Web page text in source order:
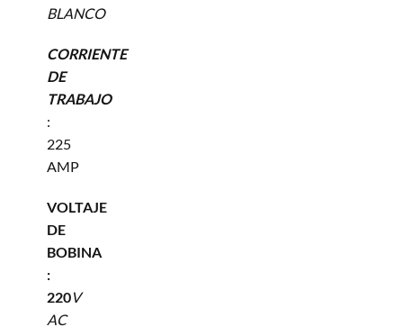
BLANCO
CORRIENTE
DE
TRABAJO
:
225
AMP
VOLTAJE
DE
BOBINA
:
220V
AC